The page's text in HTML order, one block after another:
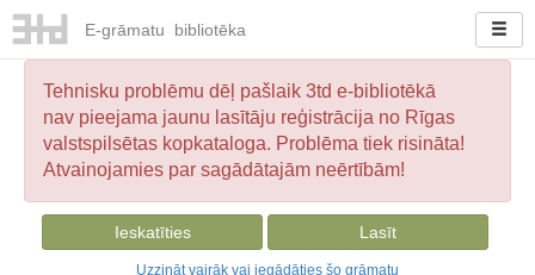
E-grāmatu bibliotēka
Tehnisku problēmu dēļ pašlaik 3td e-bibliotēkā
nav pieejama jaunu lasītāju reģistrācija no Rīgas
valstspilsētas kopkataloga. Problēma tiek risināta!
Atvainojamies par sagādātajām neērtībām!
Ieskatīties Lasīt
Uzzināt vairāk vai iegādāties šo grāmatu